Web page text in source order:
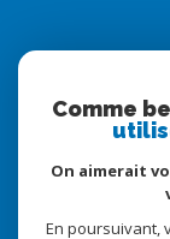
Comme
On aimerait
En poursuivant,